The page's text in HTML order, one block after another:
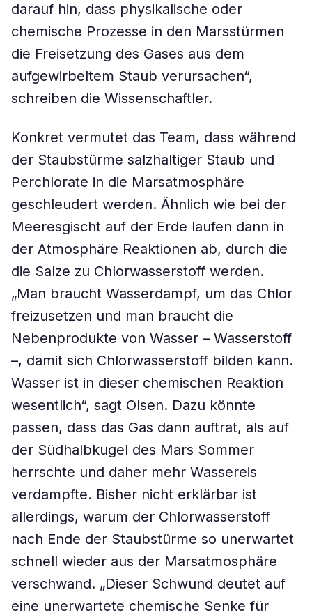
darauf hin, dass physikalische oder
chemische Prozesse in den Marsstürmen
die Freisetzung des Gases aus dem
aufgewirbeltem Staub verursachen“,
schreiben die Wissenschaftler.
Konkret vermutet das Team, dass während
der Staubstürme salzhaltiger Staub und
Perchlorate in die Marsatmosphäre
geschleudert werden. Ähnlich wie bei der
Meeresgischt auf der Erde laufen dann in
der Atmosphäre Reaktionen ab, durch die
die Salze zu Chlorwasserstoff werden.
„Man braucht Wasserdampf, um das Chlor
freizusetzen und man braucht die
Nebenprodukte von Wasser – Wasserstoff
–, damit sich Chlorwasserstoff bilden kann.
Wasser ist in dieser chemischen Reaktion
wesentlich“, sagt Olsen. Dazu könnte
passen, dass das Gas dann auftrat, als auf
der Südhalbkugel des Mars Sommer
herrschte und daher mehr Wassereis
verdampfte. Bisher nicht erklärbar ist
allerdings, warum der Chlorwasserstoff
nach Ende der Staubstürme so unerwartet
schnell wieder aus der Marsatmosphäre
verschwand. „Dieser Schwund deutet auf
eine unerwartete chemische Senke für